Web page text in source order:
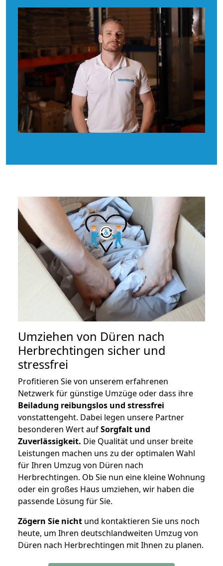
Umziehen von Düren nach
Herbrechtingen sicher und
stressfrei
Profitieren Sie von unserem erfahrenen
Netzwerk für günstige Umzüge oder dass ihre
Beiladung reibungslos und stressfrei
vonstattengeht. Dabei legen unsere Partner
besonderen Wert aufSorgfalt und
Zuverlässigkeit. Die Qualität und unser breite
Leistungen machen uns zu der optimalen Wahl
für Ihren Umzug von Düren nach
Herbrechtingen. Ob Sie nun eine kleine Wohnung
oder ein großes Haus umziehen, wir haben die
passende Lösung für Sie.
Zögern Sie nicht und kontaktieren Sie uns noch
heute, um Ihren deutschlandweiten Umzug von
Düren nach Herbrechtingen mit Ihnen zu planen.